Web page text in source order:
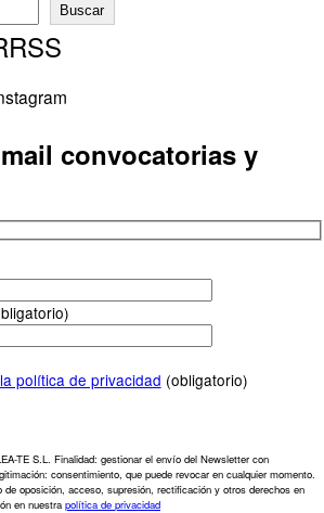
Buscar
convocatorias y
la política de privacidad (obligatorio)
TE S.L. Finalidad: gestionar el envío del Newsletter con
consentimiento, que puede revocar en cualquier momento.
de oposición, acceso, supresión, rectificación y otros derechos en
en nuestra política de privacidad